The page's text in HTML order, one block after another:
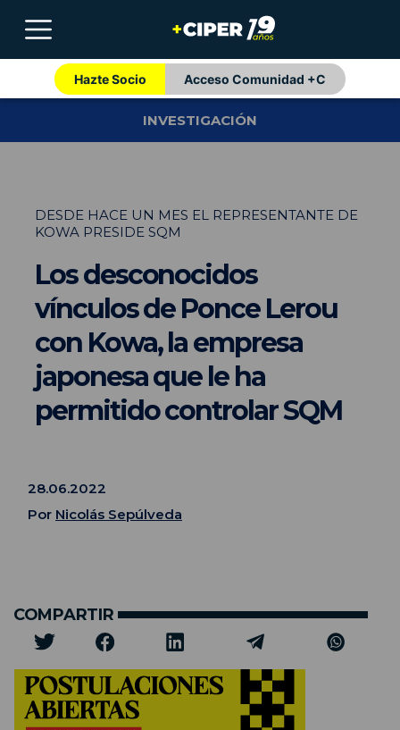
Hazte Socio Acceso Comunidad +C
INVESTIGACIÓN
DESDE HACE UN MES EL REPRESENTANTE DE
KOWA PRESIDE SQM
Los desconocidos
vínculos de Ponce Lerou
con Kowa, la empresa
japonesa que le ha
permitido controlar SQM
28.06.2022
Por Nicolás Sepúlveda
COMPARTIR